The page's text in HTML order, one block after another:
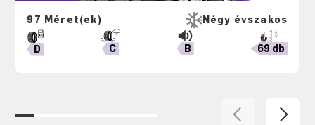
97 Méret(ek) Négy évszakos
D C B 69 db